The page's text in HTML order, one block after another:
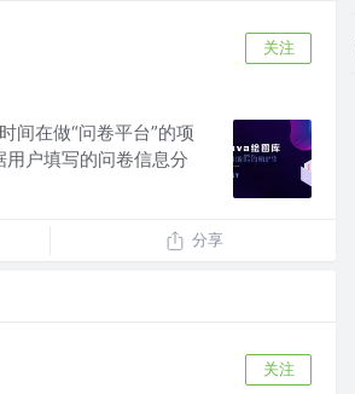
关注
间在做“问卷平台”的项
户填写的问卷信息分
分享
关注